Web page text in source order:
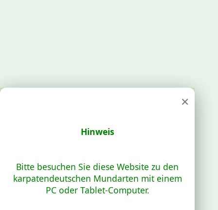
×
Hinweis
Bitte besuchen Sie diese Website zu den
karpatendeutschen Mundarten mit einem
PC oder Tablet-Computer.